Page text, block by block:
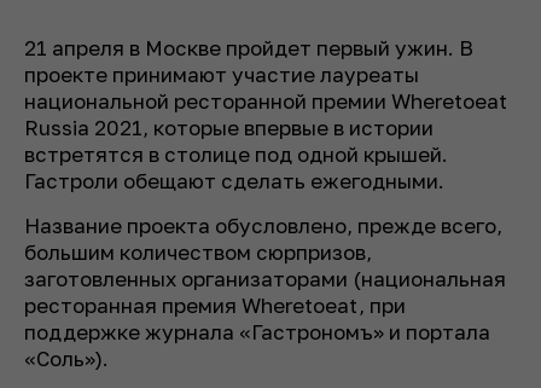
21 апреля в Москве пройдет первый ужин. В
проекте принимают участие лауреаты
национальной ресторанной премии Wheretoeat
Russia 2021, которые впервые в истории
встретятся в столице под одной крышей.
Гастроли обещают сделать ежегодными.
Название проекта обусловлено, прежде всего,
большим количеством сюрпризов,
заготовленных организаторами (национальная
ресторанная премия Wheretoeat, при
поддержке журнала «Гастрономъ» и портала
«Соль»).